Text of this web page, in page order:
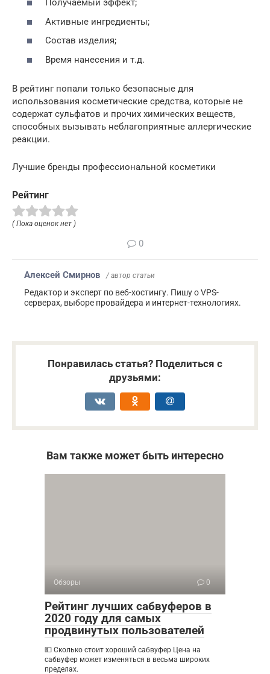
Получаемый эффект;
Активные ингредиенты;
Состав изделия;
Время нанесения и т.д.
В рейтинг попали только безопасные для
использования косметические средства, которые не
содержат сульфатов и прочих химических веществ,
способных вызывать неблагоприятные аллергические
реакции.
Лучшие бренды профессиональной косметики
Рейтинг
( Пока оценок нет )
0
Алексей Смирнов / автор статьи
Редактор и эксперт по веб-хостингу. Пишу о VPS-
серверах, выборе провайдера и интернет-технологиях.
Понравилась статья? Поделиться с
друзьями:
Вам также может быть интересно
Обзоры 0
Рейтинг лучших сабвуферов в
2020 году для самых
продвинутых пользователей
💵 Сколько стоит хороший сабвуфер Цена на
сабвуфер может изменяться в весьма широких
пределах.